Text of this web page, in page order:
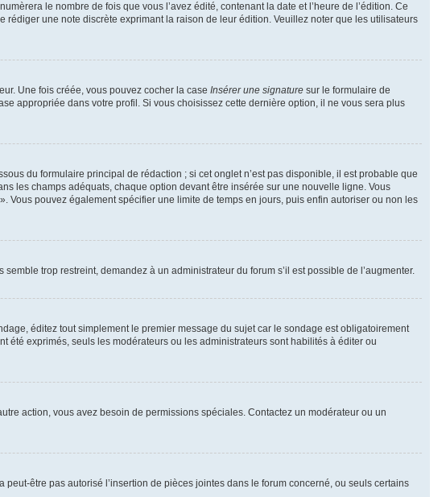
le nombre de fois que vous l’avez édité, contenant la date et l’heure de l’édition. Ce
rédiger une note discrète exprimant la raison de leur édition. Veuillez noter que les utilisateurs
Une fois créée, vous pouvez cocher la case Insérer une signature sur le formulaire de
appropriée dans votre profil. Si vous choisissez cette dernière option, il ne vous sera plus
du formulaire principal de rédaction ; si cet onglet n’est pas disponible, il est probable que
les champs adéquats, chaque option devant être insérée sur une nouvelle ligne. Vous
pouvez également spécifier une limite de temps en jours, puis enfin autoriser ou non les
trop restreint, demandez à un administrateur du forum s’il est possible de l’augmenter.
éditez tout simplement le premier message du sujet car le sondage est obligatoirement
été exprimés, seuls les modérateurs ou les administrateurs sont habilités à éditer ou
action, vous avez besoin de permissions spéciales. Contactez un modérateur ou un
être pas autorisé l’insertion de pièces jointes dans le forum concerné, ou seuls certains